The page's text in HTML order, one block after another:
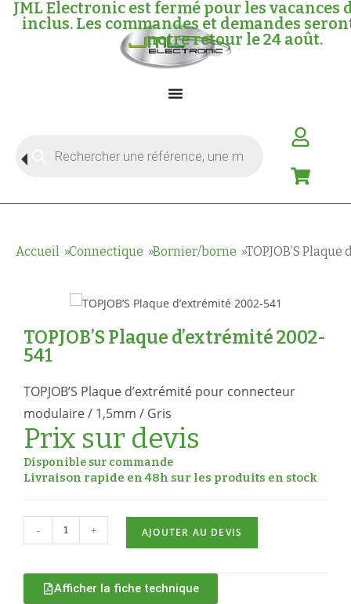
JML Electronic est fermé pour les vacances
inclus. Les commandes et demandes
notre retour le 24 août.
Accueil Connectique Bornier/borne TOPJOB’S
TOPJOB’S Plaque d’extrémité 2002-
541
TOPJOB’S Plaque d’extrémité pour connecteur
modulaire / 1,5mm / Gris
Prix sur devis
Disponible sur commande
Livraison rapide en 48h sur les produits en stock
- + AJOUTER AU DEVIS
Afficher la fiche technique